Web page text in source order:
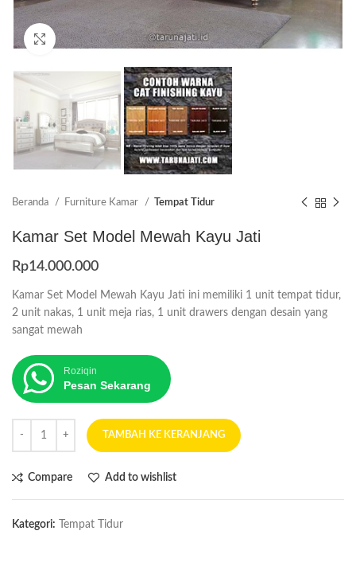
Click to enlarge
Beranda Furniture Kamar Tempat Tidur
Kamar Set Model Mewah Kayu Jati
Rp14.000.000
Kamar Set Model Mewah Kayu Jati ini memiliki 1 unit tempat tidur,
2 unit nakas, 1 unit meja rias, 1 unit drawers dengan desain yang
sangat mewah
Roziqin
Pesan Sekarang
TAMBAH KE KERANJANG
Compare Add to wishlist
Kategori: Tempat Tidur